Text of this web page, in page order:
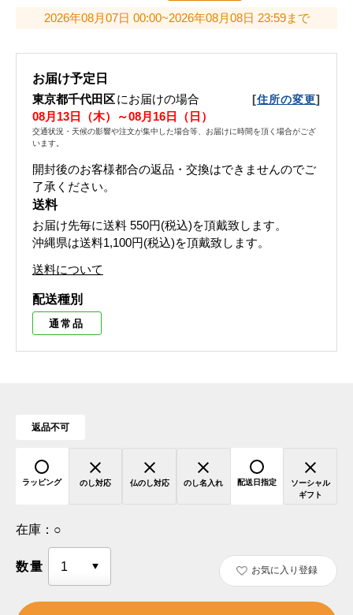
2026年08月07日 00:00~2026年08月08日 23:59まで
お届け予定日
東京都千代田区にお届けの場合 [住所の変更]
08月13日（木）～08月16日（日）
交通状況・天候の影響や注文が集中した場合等、お届けに時間を頂く場合がござ
います。
開封後のお客様都合の返品・交換はできませんのでご
了承ください。
送料
お届け先毎に送料 550円(税込)を頂戴致します。
沖縄県は送料1,100円(税込)を頂戴致します。
送料について
配送種別
通常品
返品不可
ラッピング のし対応 仏のし対応 のし名入れ 配送日指定
ソーシャル
ギフト
在庫： ○
数量 お気に入り登録